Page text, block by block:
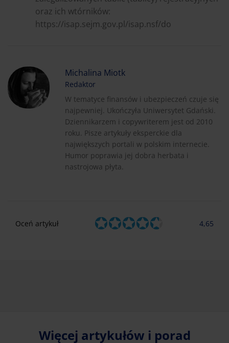
oraz ich wtórników:
https://isap.sejm.gov.pl/isap.nsf/do
Michalina Miotk
Redaktor
W tematyce finansów i ubezpieczeń czuje się
najpewniej. Ukończyła Uniwersytet Gdański.
Dziennikarzem i copywriterem jest od 2010
roku. Pisze artykuły eksperckie dla
największych portali w polskim internecie.
Humor poprawia jej dobra herbata i
nastrojowa płyta.
Oceń artykuł 4,65
Więcej artykułów i porad